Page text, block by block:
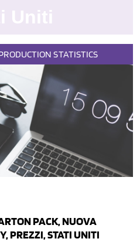
STATISTICS
PACK, NUOVA
PREZZI, STATI UNITI